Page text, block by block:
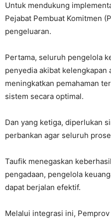
Untuk mendukung
Pejabat Pembuat Komitmen
pengeluaran.
Pertama, seluruh pengelola
penyedia akibat
meningkatkan pemahaman
sistem secara optimal.
Dan yang ketiga, diperlukan
perbankan agar seluruh
Taufik menegaskan
pengadaan, pengelola
dapat berjalan efektif.
Melalui integrasi ini,